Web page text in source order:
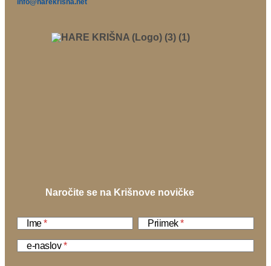
info@harekrisna.net
Naročite se na Krišnove novičke
Ime Priimek
e-naslov